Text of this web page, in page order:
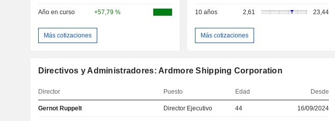
Año en curso +57,79 %
Más cotizaciones
10 años 2,61 23,44
Más cotizaciones
Directivos y Administradores: Ardmore Shipping Corporation
Director Puesto Edad Desde
Gernot Ruppelt Director Ejecutivo 44 16/09/2024